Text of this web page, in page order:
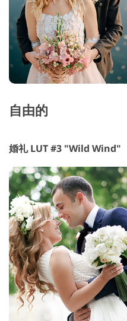
自由的
婚礼 LUT #3 "Wild Wind"